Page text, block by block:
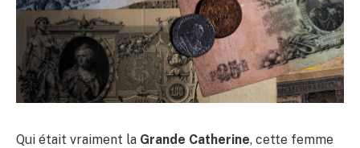
Qui était vraiment la Grande Catherine, cette femme